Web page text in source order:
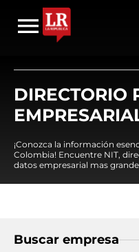
DIRECTORIO
¡Conozca la información
Colombia! Encuentre NIT,
datos empresarial mas
Buscar empresa